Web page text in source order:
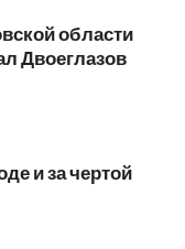
области
Двоеглазов
и за чертой